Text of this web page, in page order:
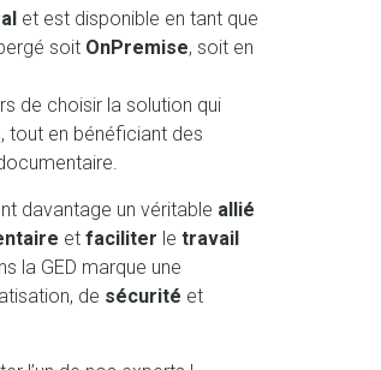
et est disponible en tant que
soit OnPremise, soit en
de choisir la solution qui
tout en bénéficiant des
davantage un véritable allié
et faciliter le travail
la GED marque une
de sécurité et